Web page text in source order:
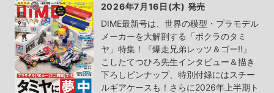
2026年7月16日(木) 発売
DIME最新号は、世界の模型・プラモデル
メーカーを大解剖する「ボクラのタミ
ヤ」特集！『爆走兄弟レッツ＆ゴー!!』
こしたてつひろ先生インタビュー＆描き
下ろしピンナップ、特別付録にはスチー
ルギアケースも！さらに2026年上半期ト